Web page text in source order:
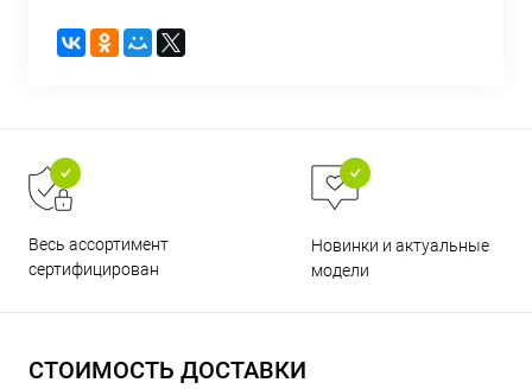
Весь ассортимент
сертифицирован
Новинки и актуальные
модели
СТОИМОСТЬ ДОСТАВКИ
раз в 2 недели